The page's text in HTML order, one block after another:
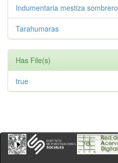
Indumentaria mestiza sombrero
Tarahumaras
Has File(s)
true